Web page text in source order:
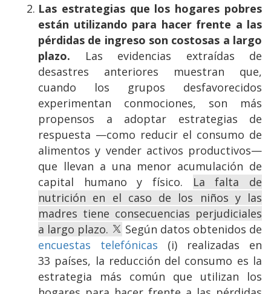
Las estrategias que los hogares pobres
están utilizando para hacer frente a las
pérdidas de ingreso son costosas a largo
plazo. Las evidencias extraídas de
desastres anteriores muestran que,
cuando los grupos desfavorecidos
experimentan conmociones, son más
propensos a adoptar estrategias de
respuesta —como reducir el consumo de
alimentos y vender activos productivos—
que llevan a una menor acumulación de
capital humano y físico. La falta de
nutrición en el caso de los niños y las
madres tiene consecuencias perjudiciales
a largo plazo.
Según datos obtenidos de
encuestas telefónicas (i) realizadas en
33 países, la reducción del consumo es la
estrategia más común que utilizan los